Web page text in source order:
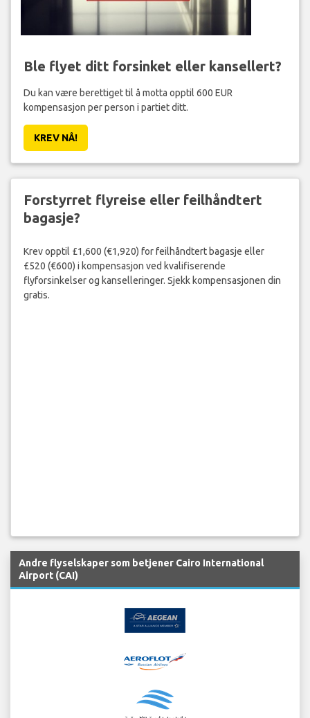
Ble flyet ditt forsinket eller kansellert?
Du kan være berettiget til å motta opptil 600 EUR
kompensasjon per person i partiet ditt.
KREV NÅ!
Forstyrret flyreise eller feilhåndtert
bagasje?
Krev opptil £1,600 (€1,920) for feilhåndtert bagasje eller
£520 (€600) i kompensasjon ved kvalifiserende
flyforsinkelser og kanselleringer. Sjekk kompensasjonen din
gratis.
Andre flyselskaper som betjener Cairo International
Airport (CAI)